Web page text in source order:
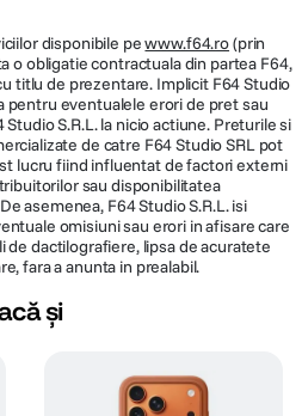
disponibile pewww.f64.ro(prin
o obligatie contractuala din partea F64,
titlu de prezentare. Implicit F64 Studio
pentru eventualele erori de pret sau
S.R.L. la nicio actiune. Preturile si
de catre F64 Studio SRL pot
lucru fiind influentat de factori externi
sau disponibilitatea
asemenea, F64 Studio S.R.L. isi
omisiuni sau erori in afisare care
de dactilografiere, lipsa de acuratete
fara a anunta in prealabil.
și